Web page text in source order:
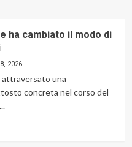
i dolori da cervicale:
ha cambiato il modo di
2026
attraversato una
concreta nel corso del